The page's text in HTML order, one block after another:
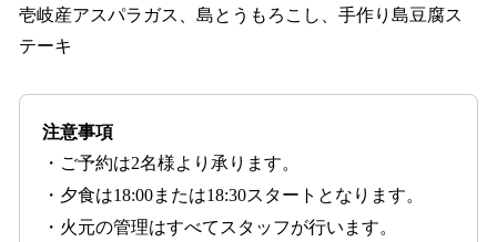
壱岐産アスパラガス、島とうもろこし、手作り島豆腐ス
テーキ
注意事項
・ご予約は2名様より承ります。
・夕食は18:00または18:30スタートとなります。
・火元の管理はすべてスタッフが行います。